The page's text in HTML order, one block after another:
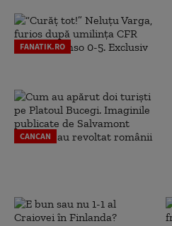
FANATIK.RO
CANCAN